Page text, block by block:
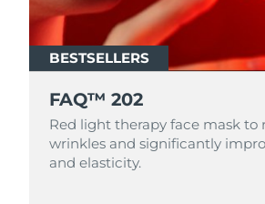
BESTSELLERS
FAQ™ 202
Red light therapy face mask to
wrinkles and significantly
and elasticity.